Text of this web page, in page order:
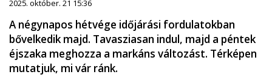
2025. október. 21 15:36
A négynapos hétvége időjárási fordulatokban
bővelkedik majd. Tavasziasan indul, majd a péntek
éjszaka meghozza a markáns változást. Térképen
mutatjuk, mi vár ránk.